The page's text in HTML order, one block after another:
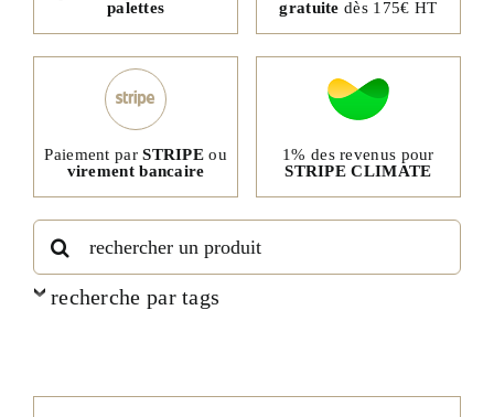
palettes
gratuite dès 175€ HT
Paiement parSTRIPE ou
virement bancaire
1% des revenus pour
STRIPE CLIMATE
Rechercher:
recherche par tags